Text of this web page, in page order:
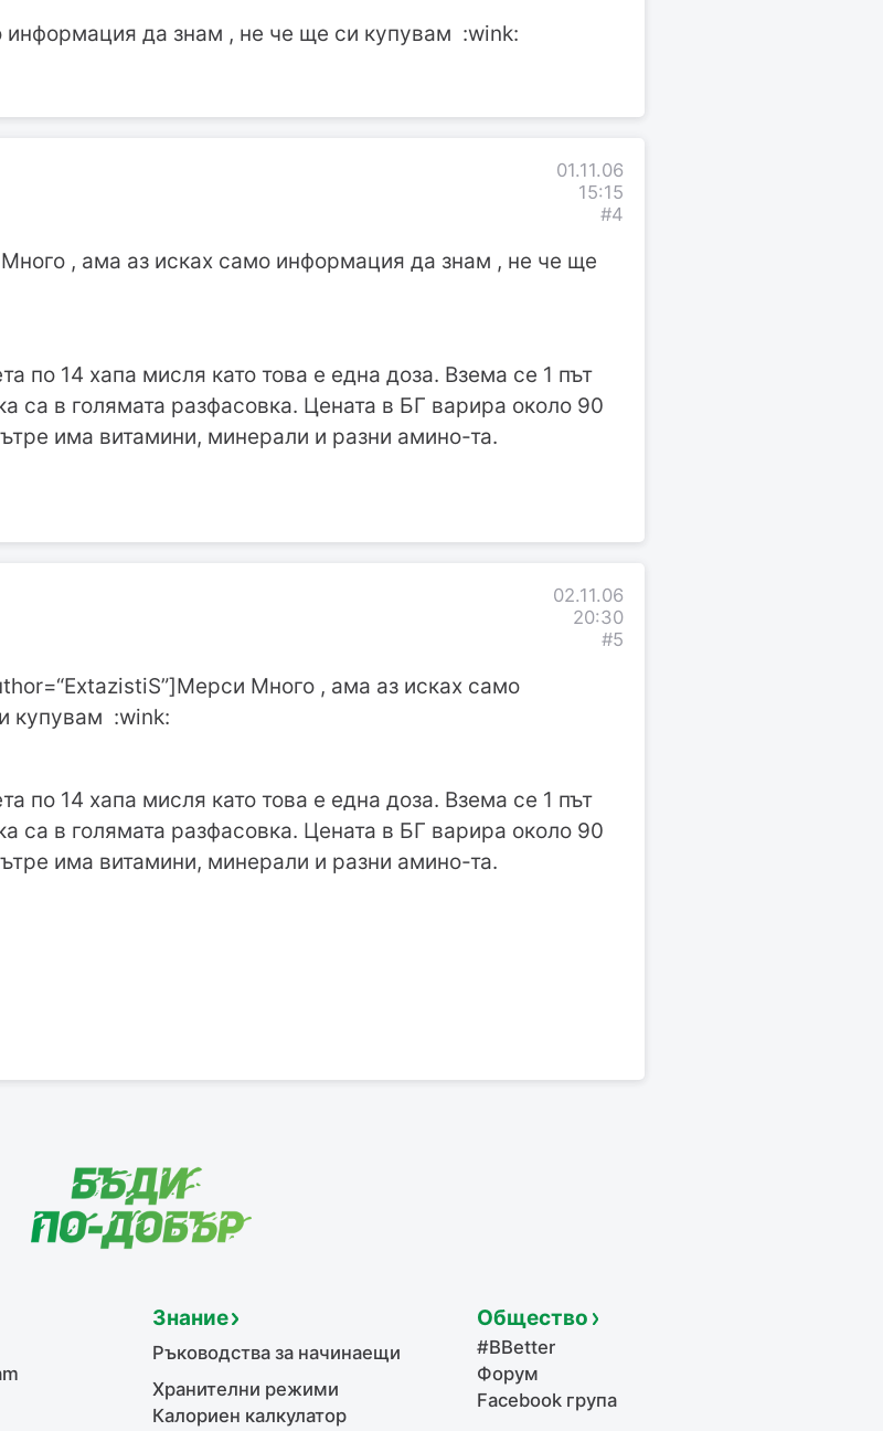
да знам , не че ще си купувам :wink:
01.11.06
15:15
#4
, ама аз исках само информация да знам , не че ще
по 14 хапа мисля като това е една доза. Взема се 1 път
са в голямата разфасовка. Цената в БГ варира около 90
има витамини, минерали и разни амино-та.
02.11.06
20:30
#5
Много , ама аз исках само
купувам :wink:
по 14 хапа мисля като това е една доза. Взема се 1 път
са в голямата разфасовка. Цената в БГ варира около 90
има витамини, минерали и разни амино-та.
Знание
Ръководства за начинаещи
Хранителни режими
Калориен калкулатор
Общество
#BBetter
Форум
Facebook група